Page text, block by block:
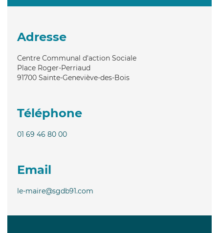
Adresse
Centre Communal d'action Sociale
Place Roger-Perriaud
91700 Sainte-Geneviève-des-Bois
Téléphone
01 69 46 80 00
Email
le-maire@sgdb91.com